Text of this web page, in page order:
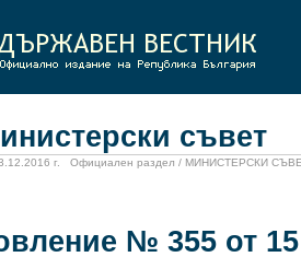
съвет
г. Официален раздел / МИНИСТЕРСКИ
№ 355 от